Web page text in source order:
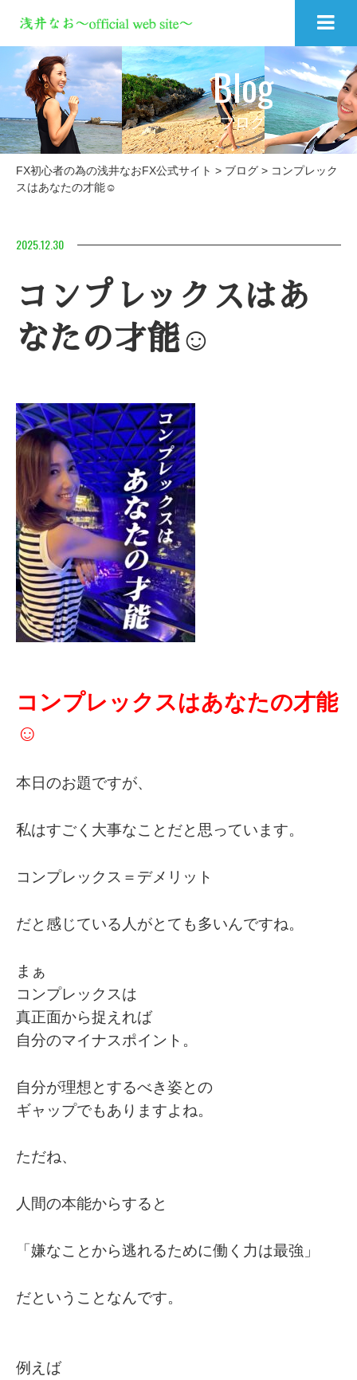
Blog
ブログ
FX初心者の為の浅井なおFX公式サイト > ブログ> コンプレック
スはあなたの才能☺️
2025.12.30
コンプレックスはあ
なたの才能☺️
コンプレックスはあなたの才能
☺️
本日のお題ですが、
私はすごく大事なことだと思っています。
コンプレックス＝デメリット
だと感じている人がとても多いんですね。
まぁ
コンプレックスは
真正面から捉えれば
自分のマイナスポイント。
自分が理想とするべき姿との
ギャップでもありますよね。
ただね、
人間の本能からすると
「嫌なことから逃れるために働く力は最強」
だということなんです。
例えば